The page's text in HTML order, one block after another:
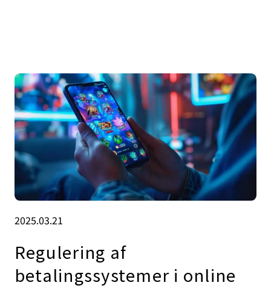
2025.03.21
Regulering af
betalingssystemer i online